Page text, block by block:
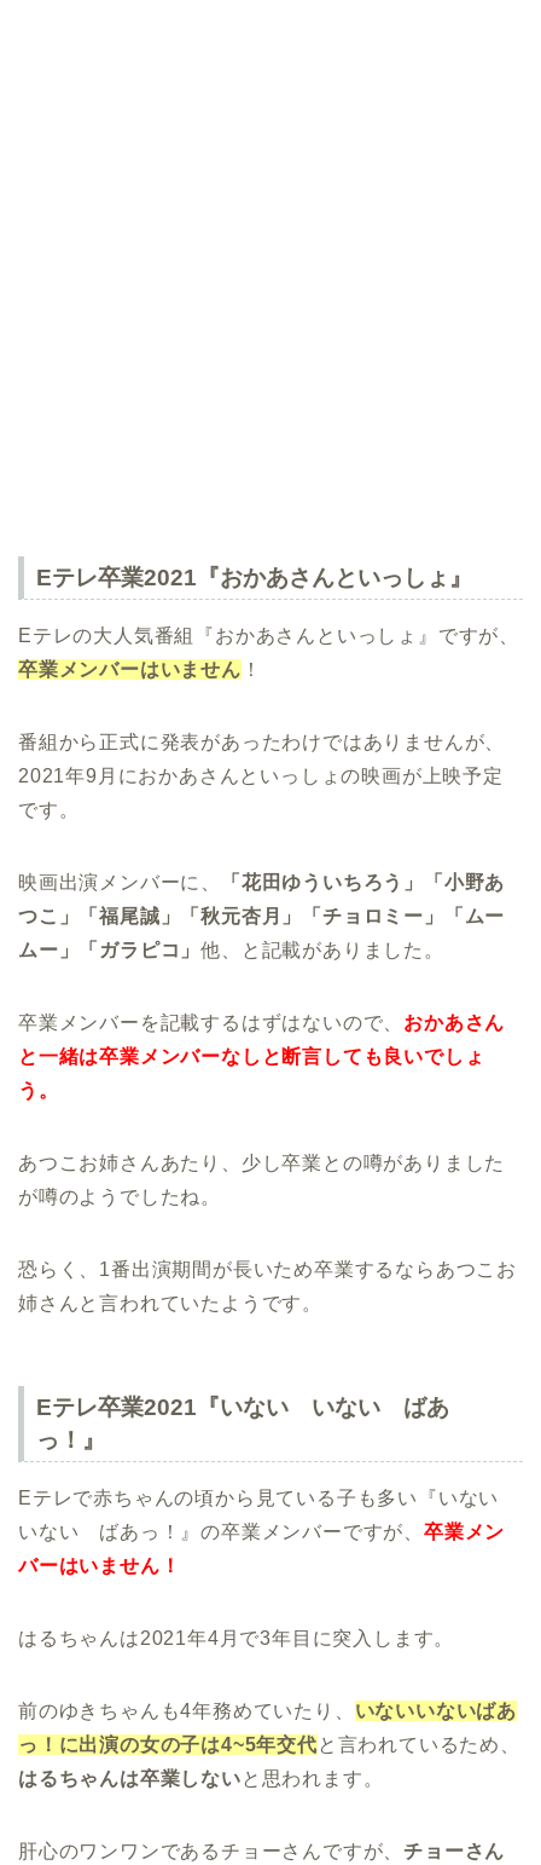
Eテレ卒業2021『おかあさんといっしょ』
Eテレの大人気番組『おかあさんといっしょ』ですが、
卒業メンバーはいません ！
番組から正式に発表があったわけではありませんが、
2021年9月におかあさんといっしょの映画が上映予定
です。
映画出演メンバーに、
「花田ゆういちろう」「小野あ
つこ」「福尾誠」「秋元杏月」「チョロミー」「ムー
ムー」「ガラピコ」他、と記載がありました。
卒業メンバーを記載するはずはないので、 おかあさん
と一緒は卒業メンバーなしと断言しても良いでしょ
う。
あつこお姉さんあたり、少し卒業との噂がありました
が噂のようでしたね。
恐らく、1番出演期間が長いため卒業するならあつこお
姉さんと言われていたようです。
Eテレ卒業2021『いない いない ばあ
っ！』
Eテレで赤ちゃんの頃から見ている子も多い『いない
いない ばあっ！』の卒業メンバーですが、 卒業メン
バーはいません！
はるちゃんは2021年4月で3年目に突入します。
前のゆきちゃんも4年務めていたり、 いないいないばあ
っ！に出演の女の子は4~5年交代と言われているため、
はるちゃんは卒業しないと思われます。
肝心のワンワンであるチョーさんですが、チョーさん